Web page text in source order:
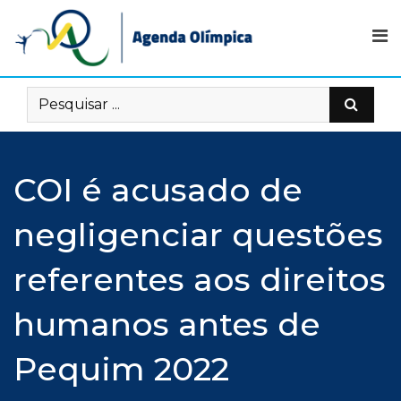
content
COI é acusado de
negligenciar questões
referentes aos direitos
humanos antes de
Pequim 2022